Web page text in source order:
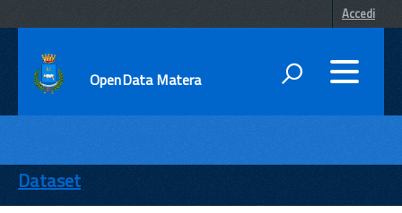
Accedi
OpenData Matera
ENTI
TEMI
Dataset